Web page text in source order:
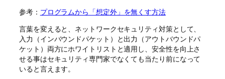
参考： プログラムから「想定外」を無くす方法
言葉を変えると、ネットワークセキュリティ対策として、
入力（インバウンドパケット）と出力（アウトバウンドパ
ケット）両方にホワイトリストと適用し、安全性を向上さ
せる事はセキュリティ専門家でなくても当たり前になって
いると言えます。